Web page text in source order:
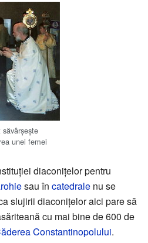
săvârșește
unei femei
diaconițelor pentru
sau în catedrale nu se
slujirii diaconițelor aici pare să
cu mai bine de 600 de
Constantinopolului.